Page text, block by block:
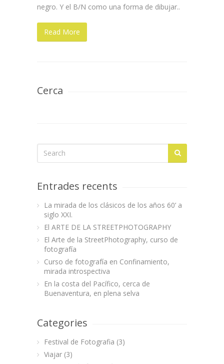
negro. Y el B/N como una forma de dibujar..
Read More
Cerca
Entrades recents
La mirada de los clásicos de los años 60’ a
siglo XXI.
El ARTE DE LA STREETPHOTOGRAPHY
El Arte de la StreetPhotography, curso de
fotografía
Curso de fotografía en Confinamiento,
mirada introspectiva
En la costa del Pacífico, cerca de
Buenaventura, en plena selva
Categories
Festival de Fotografia (3)
Viajar (3)